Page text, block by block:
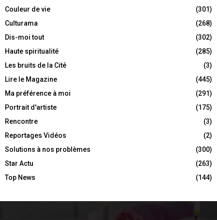
Couleur de vie
(301)
Culturama
(268)
Dis-moi tout
(302)
Haute spiritualité
(285)
Les bruits de la Cité
(3)
Lire le Magazine
(445)
Ma préférence à moi
(291)
Portrait d'artiste
(175)
Rencontre
(3)
Reportages Vidéos
(2)
Solutions à nos problèmes
(300)
Star Actu
(263)
Top News
(144)